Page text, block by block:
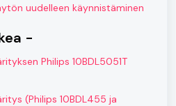
uudelleen käynnistäminen
-
Philips 10BDL5051T
(Philips 10BDL455 ja